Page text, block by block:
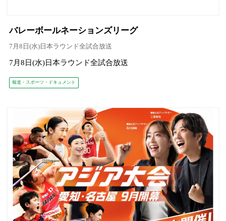
バレーボールネーションズリーグ
7月8日(水)日本ラウンド全試合放送
7月8日(水)日本ラウンド全試合放送
報道・スポーツ・ドキュメント